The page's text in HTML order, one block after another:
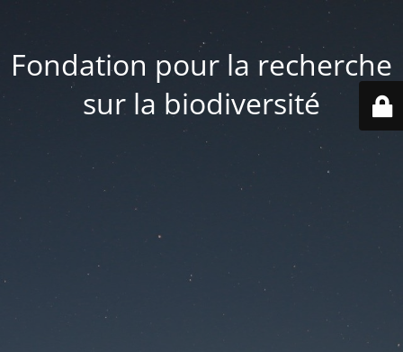
Fondation pour la recherche
sur la biodiversité